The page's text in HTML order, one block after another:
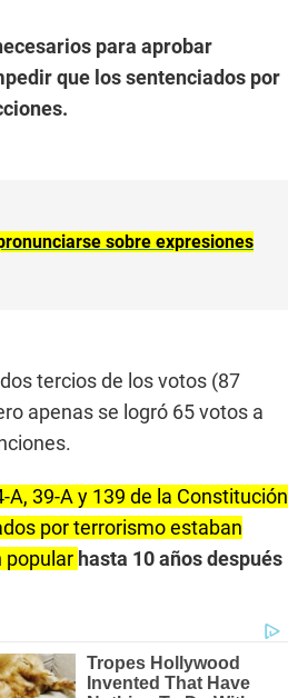
para aprobar
que los sentenciados por
sobre expresiones
tercios de los votos (87
apenas se logró 65 votos a
39-A y 139 de la Constitución
por terrorismo estaban
popular hasta 10 años después